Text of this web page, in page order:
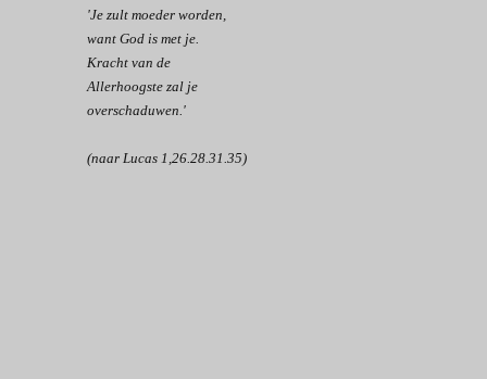
'Je zult moeder worden,
want God is met je.
Kracht van de
Allerhoogste zal je
overschaduwen.'
(naar Lucas 1,26.28.31.35)